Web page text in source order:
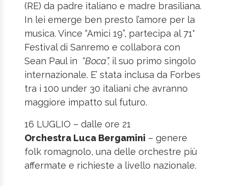
(RE) da padre italiano e madre brasiliana.
In lei emerge ben presto l’amore per la
musica. Vince “Amici 19”, partecipa al 71°
Festival di Sanremo e collabora con
Sean Paul in “Boca”, il suo primo singolo
internazionale. E’ stata inclusa da Forbes
tra i 100 under 30 italiani che avranno
maggiore impatto sul futuro.
16 LUGLIO – dalle ore 21
Orchestra Luca Bergamini – genere
folk romagnolo, una delle orchestre più
affermate e richieste a livello nazionale.